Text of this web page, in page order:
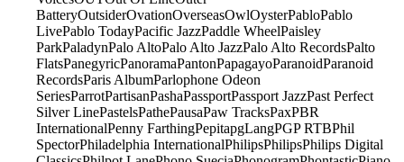
BatteryOutsiderOvationOverseasOwlOysterPabloPablo
LivePablo TodayPacific JazzPaddle WheelPaisley
ParkPaladynPalo AltoPalo Alto JazzPalo Alto RecordsPalto
FlatsPanegyricPanoramaPantonPapagayoParanoidParanoid
RecordsParis AlbumParlophone Odeon
SeriesParrotPartisanPashaPassportPassport JazzPast Perfect
Silver LinePastelsPathePausaPaw TracksPaxPBR
InternationalPenny FarthingPepitapgLangPGP RTBPhil
SpectorPhiladelphia InternationalPhilipsPhilipsPhilips Digital